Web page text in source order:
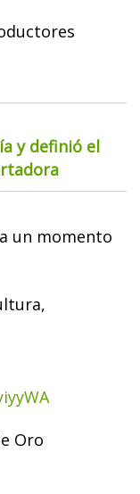
y definió el
un momento
Oro